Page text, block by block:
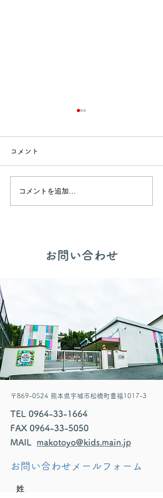
🎂誕生会出し物✨
コメント
コメントを追加…
​お問い合わせ
〒869-0524 熊本県宇城市松橋町豊福1017-3
TEL 0964-33-1664
FAX 0964-33-5050
MAIL makotoyo@kids.main.jp
お問い合わせメールフォーム
姓